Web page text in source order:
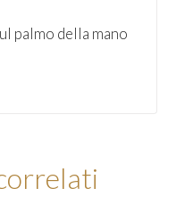
palmo della mano